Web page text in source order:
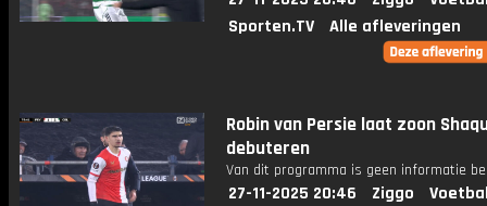
Sporten.TV
Alle afleveringen
Robin van Persie laat zoon
debuteren
Van dit programma is geen informatie
27-11-2025 20:46 Ziggo